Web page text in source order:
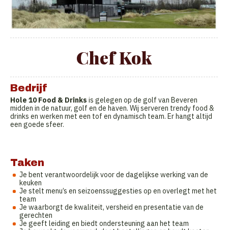
Chef Kok
Bedrijf
Hole 10 Food & Drinks is gelegen op de golf van Beveren
midden in de natuur, golf en de haven. Wij serveren trendy food &
drinks en werken met een tof en dynamisch team. Er hangt altijd
een goede sfeer.
Taken
Je bent verantwoordelijk voor de dagelijkse werking van de
keuken
Je stelt menu’s en seizoenssuggesties op en overlegt met het
team
Je waarborgt de kwaliteit, versheid en presentatie van de
gerechten
Je geeft leiding en biedt ondersteuning aan het team